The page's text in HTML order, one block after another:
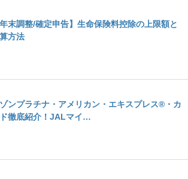
年末調整/確定申告】生命保険料控除の上限額と
方法
ンプラチナ・アメリカン・エキスプレス®・カ
徹底紹介！JALマイ…